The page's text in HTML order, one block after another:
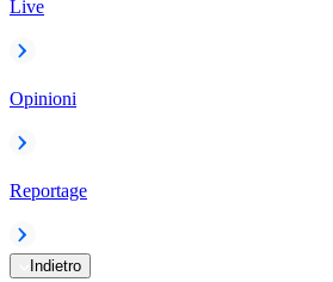
Live
Opinioni
Reportage
Indietro